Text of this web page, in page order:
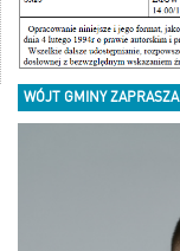
WÓJT GMINY ZAPRASZA